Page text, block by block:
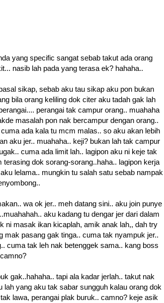
yang specific sangat sebab takut ada orang
nasib lah pada yang terasa ek? hahaha..
sikap, sebab aku tau sikap aku pon bukan
bila orang keliling dok citer aku tadah gak lah
perangai tak campur orang.. muahaha
masalah pon nak bercampur dengan orang..
ada kala tu mcm malas.. so aku akan lebih
aku jer.. muahaha.. keji? bukan lah tak campur
cuma ada limit lah.. lagipon aku ni keje tak
dok sorang-sorang..haha.. lagipon kerja
lelama.. mungkin tu salah satu sebab nampak
wa ok jer.. meh datang sini.. aku join punye
aku kadang tu dengar jer dari dalam
ni masak ikan kicaplah, amik anak lah,, dah try
mak pasang gak tinga.. cuma tak nyampuk jer..
cuma tak leh nak betenggek sama.. kang boss
gak..hahaha.. tapi ala kadar jerlah.. takut nak
lah yang aku tak sabar sungguh kalau orang dok
lawa, perangai plak buruk.. camno? keje asik